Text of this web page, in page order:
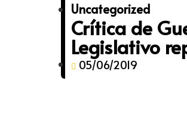
Uncategorized
Crítica de
Legislativo
05/06/2019